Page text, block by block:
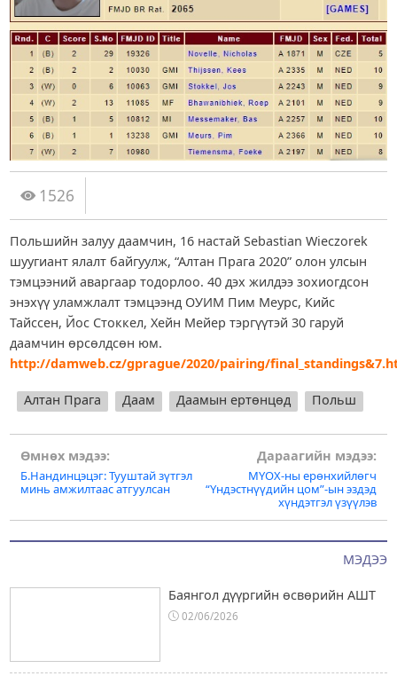
МЭДЭЭ
Баянгол дүүргийн өсвөрийн АШТ
02/06/2026
1526
Польшийн залуу даамчин, 16 настай Sebastian Wieczorek
шуугиант ялалт байгуулж, “Алтан Прага 2020” олон улсын
тэмцээний аваргаар тодорлоо. 40 дэх жилдээ зохиогдсон
энэхүү уламжлалт тэмцээнд ОУИМ Пим Меурс, Кийс
Тайссен, Йос Стоккел, Хейн Мейер тэргүүтэй 30 гаруй
даамчин өрсөлдсөн юм.
http://damweb.cz/gprague/2020/pairing/
Алтан Прага Даам Даамын ертөнцөд Польш
Post
navigation
Өмнөх мэдээ:
Б.Нандинцэцэг: Тууштай зүтгэл
минь амжилтаас атгуулсан
Дараагийн мэдээ:
МҮОХ-ны ерөнхийлөгч
“Үндэстнүүдийн цом”-ын эздэд
хүндэтгэл үзүүлэв